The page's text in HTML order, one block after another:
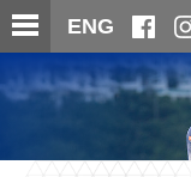
跳
至
内
ENG
内